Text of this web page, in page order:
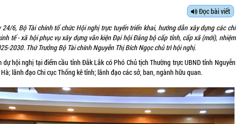
Đọc bài viết
24/6, Bộ Tài chính tổ chức Hội nghị trực tuyến triển khai, hướng dẫn xây dựng các chỉ
tế - xã hội phục vụ xây dựng văn kiện Đại hội Đảng bộ cấp tỉnh, cấp xã (mới), nhiệm
2030. Thứ Trưởng Bộ Tài chính Nguyễn Thị Bích Ngọc chủ trì hội nghị.
dự hội nghị tại điểm cầu tỉnh Đắk Lắk có Phó Chủ tịch Thường trực UBND tỉnh Nguyễn
lãnh đạo Chi cục Thống kê tỉnh; lãnh đạo các sở, ban, ngành hữu quan.